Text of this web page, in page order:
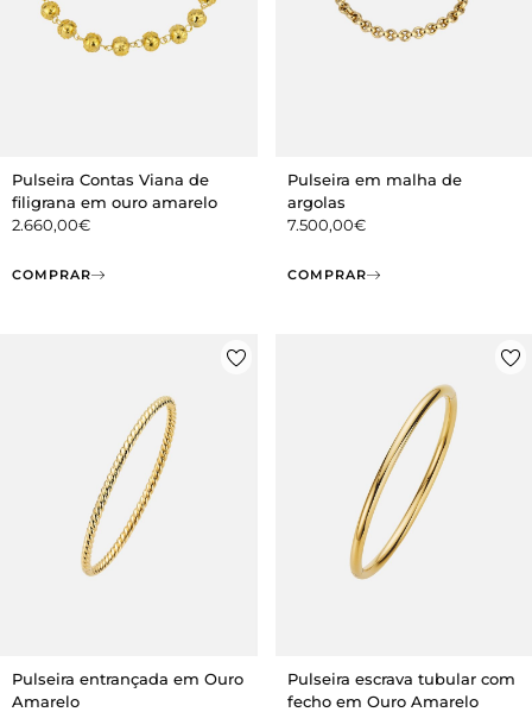
Pulseira Contas Viana de
filigrana em ouro amarelo
2.660,00€
COMPRAR
Pulseira em malha de
argolas
7.500,00€
COMPRAR
Pulseira entrançada em Ouro
Amarelo
Pulseira escrava tubular com
fecho em Ouro Amarelo